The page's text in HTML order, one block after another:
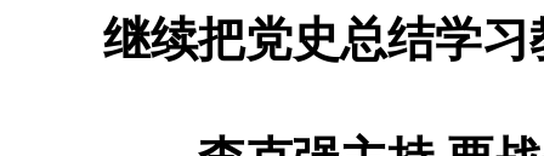
继续把党史总结学